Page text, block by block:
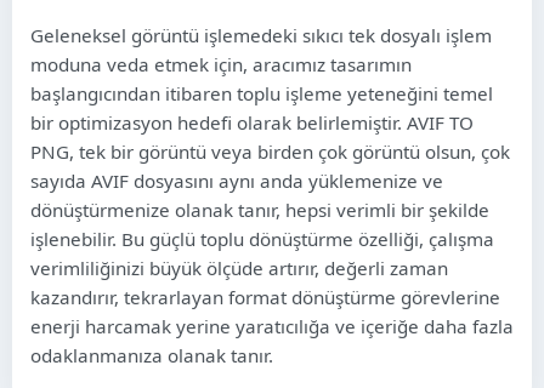
Geleneksel görüntü işlemedeki sıkıcı tek dosyalı işlem
moduna veda etmek için, aracımız tasarımın
başlangıcından itibaren toplu işleme yeteneğini temel
bir optimizasyon hedefi olarak belirlemiştir. AVIF TO
PNG, tek bir görüntü veya birden çok görüntü olsun, çok
sayıda AVIF dosyasını aynı anda yüklemenize ve
dönüştürmenize olanak tanır, hepsi verimli bir şekilde
işlenebilir. Bu güçlü toplu dönüştürme özelliği, çalışma
verimliliğinizi büyük ölçüde artırır, değerli zaman
kazandırır, tekrarlayan format dönüştürme görevlerine
enerji harcamak yerine yaratıcılığa ve içeriğe daha fazla
odaklanmanıza olanak tanır.